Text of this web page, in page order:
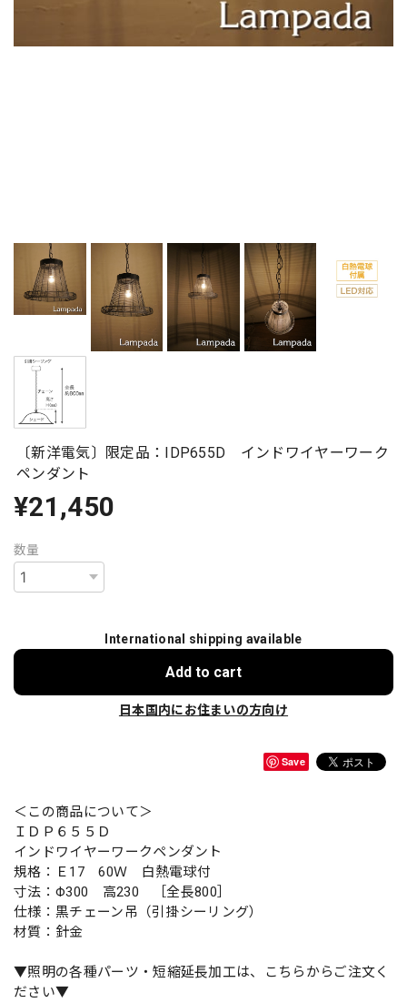
〔新洋電気〕限定品：IDP655D インドワイヤーワーク
ペンダント
¥21,450
数量
International shipping available
Add to cart
日本国内にお住まいの方向け
Save
＜この商品について＞
ＩＤＰ６５５Ｄ
インドワイヤーワークペンダント
規格：Ｅ17 60Ｗ 白熱電球付
寸法：Φ300 高230 ［全長800］
仕様：黒チェーン吊（引掛シーリング）
材質：針金
▼照明の各種パーツ・短縮延長加工は、こちらからご注文く
ださい▼